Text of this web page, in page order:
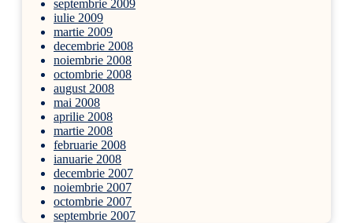
septembrie 2009
iulie 2009
martie 2009
decembrie 2008
noiembrie 2008
octombrie 2008
august 2008
mai 2008
aprilie 2008
martie 2008
februarie 2008
ianuarie 2008
decembrie 2007
noiembrie 2007
octombrie 2007
septembrie 2007